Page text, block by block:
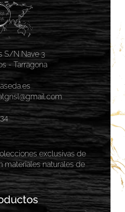
S/N Nave 3
- Tarragona
exclusivas de
materiales naturales de